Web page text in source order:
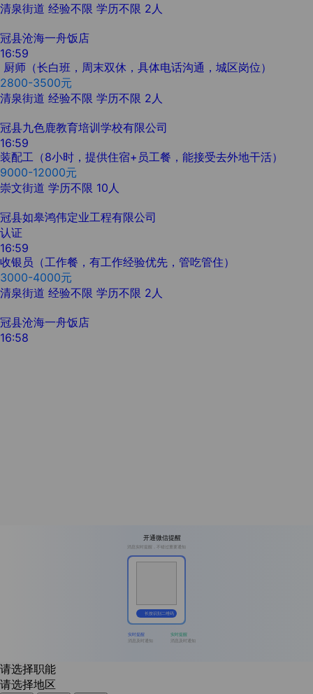
清泉街道 经验不限 学历不限 2人
冠县沧海一舟饭店
16:59
厨师（长白班，周末双休，具体电话沟通，城区岗位）
2800-3500元
清泉街道 经验不限 学历不限 2人
冠县九色鹿教育培训学校有限公司
16:59
装配工（8小时，提供住宿+员工餐，能接受去外地干活）
9000-12000元
崇文街道 学历不限 10人
冠县如皋鸿伟定业工程有限公司
认证
16:59
收银员（工作餐，有工作经验优先，管吃管住）
3000-4000元
清泉街道 经验不限 学历不限 2人
冠县沧海一舟饭店
16:58
开通微信提醒
消息实时提醒，不错过重要通知
长按识别二维码
实时提醒
消息及时通知
实时提醒
消息及时通知
请选择职能
请选择地区